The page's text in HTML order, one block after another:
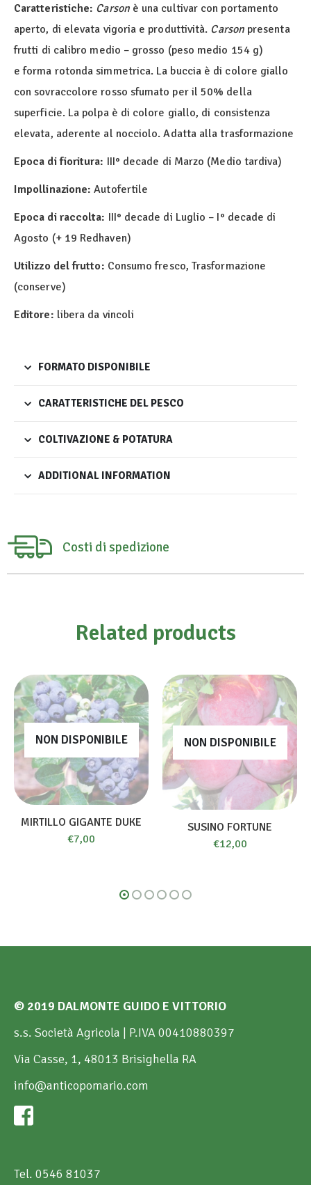
Caratteristiche: Carsonè una cultivar con portamento
aperto, di elevata vigoria e produttività. Carsonpresenta
frutti di calibro medio – grosso (peso medio 154 g)
e forma rotonda simmetrica. La buccia è di colore giallo
con sovraccolore rosso sfumato per il 50% della
superficie. La polpa è di colore giallo, di consistenza
elevata, aderente al nocciolo. Adatta alla trasformazione
Epoca di fioritura: III° decade di Marzo (Medio tardiva)
Impollinazione: Autofertile
Epoca di raccolta: III° decade di Luglio – I° decade di
Agosto (+ 19 Redhaven)
Utilizzo del frutto: Consumo fresco, Trasformazione
(conserve)
Editore: libera da vincoli
FORMATO DISPONIBILE
CARATTERISTICHE DEL PESCO
COLTIVAZIONE & POTATURA
ADDITIONAL INFORMATION
Costi di spedizione
Related products
NON DISPONIBILE
MIRTILLO GIGANTE DUKE
€7,00
NON DISPONIBILE
SUSINO FORTUNE
€12,00
© 2019 DALMONTE GUIDO E VITTORIO
s.s. Società Agricola | P.IVA 00410880397
Via Casse, 1, 48013 Brisighella RA
info@anticopomario.com
Tel. 0546 81037